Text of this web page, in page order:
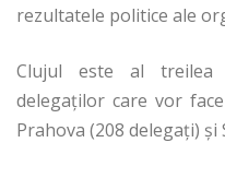
rezultatele politice ale
Clujul este al
delegaților care vor
Prahova (208 delegați) și